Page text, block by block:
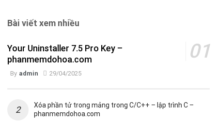
Bài viết xem nhiều
Your Uninstaller 7.5 Pro Key –
phanmemdohoa.com
By admin 29/04/2025
Xóa phần tử trong mảng trong C/C++ – lập trình C –
phanmemdohoa.com